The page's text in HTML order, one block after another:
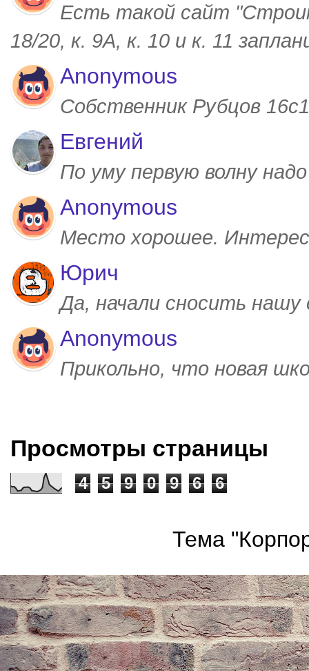
Есть такой сайт
18/20, к. 9А, к. 10 и к. 11
Anonymous
Собственник Рубцов
Евгений
По уму первую волну
Anonymous
Место хорошее.
Юрич
Да, начали сносить
Anonymous
Прикольно, что новая
Просмотры страницы
4 5 9 0 9 6 6
Тема